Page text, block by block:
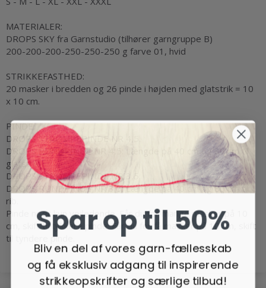
MATERIALER:
DROPS SKY fra Garnstudio (tilhører garngruppe B)
200-200-200-250-250-250 g farve 01, hvid
STRIKKEFASTHED:
20 masker i bredden og 26 pinde i højden med glatstrik = 10
x 10 cm.
PINDE:
DROPS STRØMPEPINDE NR 4,5.
DROPS RUNDPINDE NR 4,5: Længde på 40 cm og 80 cm til
glatstrik.
DROPS STRØMPEPINDE NR 3,5.
DROPS RUNDPINDE NR 3,5: Længde på 40 cm og 80 cm til
rib.
Pinde nr er kun vejledende. Får du for mange masker på 10
cm, skift til tykkere pinde. Får du for få masker på 10 cm, skift
til tyndere pinde.
Spar op til 50%
Bliv en del af vores garn-fællesskab
og få eksklusiv adgang til inspirerende
strikkeopskrifter og særlige tilbud!